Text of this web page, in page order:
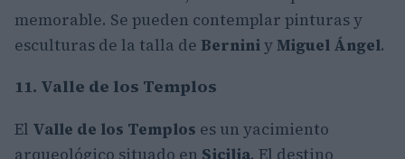
memorable. Se pueden contemplar pinturas y
esculturas de la talla de BerniniyMiguel Ángel.
11. Valle de los Templos
El Valle de los Templos es un yacimiento